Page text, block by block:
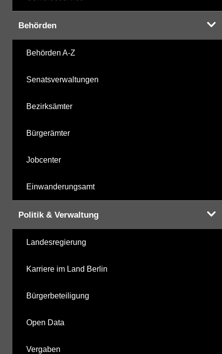
Behörden
Behörden A-Z
Senatsverwaltungen
Bezirksämter
Bürgerämter
Jobcenter
Einwanderungsamt
Politik & Verwaltung
Landesregierung
Karriere im Land Berlin
Bürgerbeteiligung
Open Data
Vergaben